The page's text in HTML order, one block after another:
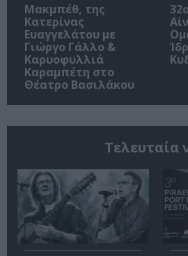
Μακμπέθ, της
Κατερίνας
Ευαγγελάτου με
Γιώργο Γάλλο &
Καρυοφυλλιά
Καραμπέτη στο
Θέατρο Βασιλάκου
Τελευταία